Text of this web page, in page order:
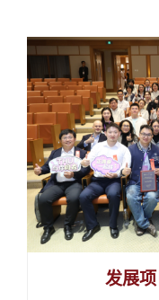
支持有力助推万千
有示范引领...
发展